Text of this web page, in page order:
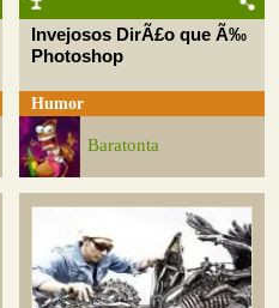
Invejosos DirÃ£o que Ã‰
Photoshop
Humor
Baratonta